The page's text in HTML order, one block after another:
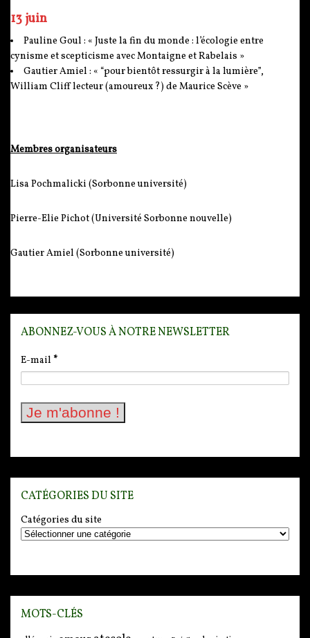
13 juin
Pauline Goul : « Juste la fin du monde : l’écologie entre
cynisme et scepticisme avec Montaigne et Rabelais »
Gautier Amiel : « “pour bientôt ressurgir à la lumière”,
William Cliff lecteur (amoureux ?) de Maurice Scève »
Membres organisateurs
Lisa Pochmalicki (Sorbonne université)
Pierre-Elie Pichot (Université Sorbonne nouvelle)
Gautier Amiel (Sorbonne université)
ABONNEZ-VOUS À NOTRE NEWSLETTER
E-mail *
CATÉGORIES DU SITE
Catégories du site
MOTS-CLÉS